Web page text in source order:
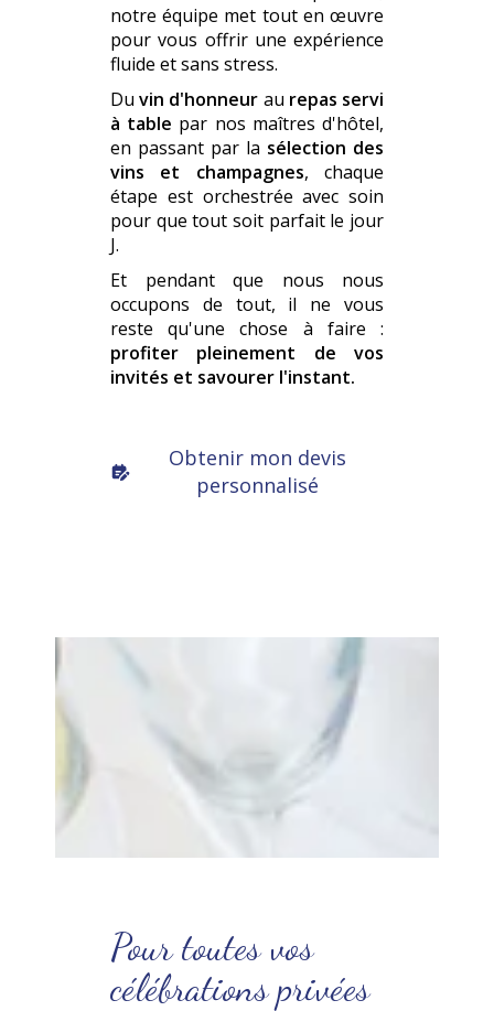
notre équipe met tout en œuvre
pour vous offrir une expérience
fluide et sans stress.
Duvin d'honneur au repas servi
à table par nos maîtres d'hôtel,
en passant par la sélection des
vins et champagnes, chaque
étape est orchestrée avec soin
pour que tout soit parfait le jour
J.
Et pendant que nous nous
occupons de tout, il ne vous
reste qu'une chose à faire :
profiter pleinement de vos
invités et savourer l'instant.
Obtenir mon devis
personnalisé
Pour toutes vos
célébrations privées